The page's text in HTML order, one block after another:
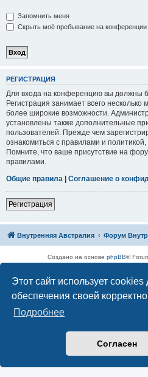
Этот сайт использует cookies
обеспечения своей
Подробнее
Согласен
Запомнить меня
Скрыть моё пребывание на конференции
РЕГИСТРАЦИЯ
Для входа на конференцию вы должны
Регистрация занимает всего несколько
более широкие возможности.
установлены также дополнительные
пользователей. Прежде чем
ознакомиться с правилами и
Помните, что ваше присутствие на
правилами.
Общие правила | Соглашение о
Регистрация
Внутренняя Австралия Форум
Создано на основе phpBB®